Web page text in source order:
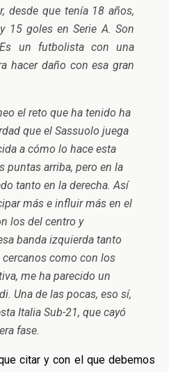
desde que tenía 18 años,
15 goles en Serie A. Son
un futbolista con una
hacer daño con esa gran
el reto que ha tenido ha
que el Sassuolo juega
a cómo lo hace esta
puntas arriba, pero en la
tanto en la derecha. Así
más e influir más en el
los del centro y
banda izquierda tanto
como con los
me ha parecido un
Una de las pocas, eso sí,
Italia Sub-21, que cayó
fase.
citar y con el que debemos